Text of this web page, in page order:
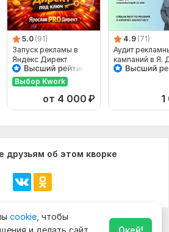
5.0 (91)
Запуск рекламы в
Яндекс Директ
Выбор Kwork
от 4 000 ₽
4.9 (71)
Аудит
кампаний в Я.
- Поиск, РСЯ, и
друзьям об этом кворке
cookie , чтобы
и делать сайт
Окей!